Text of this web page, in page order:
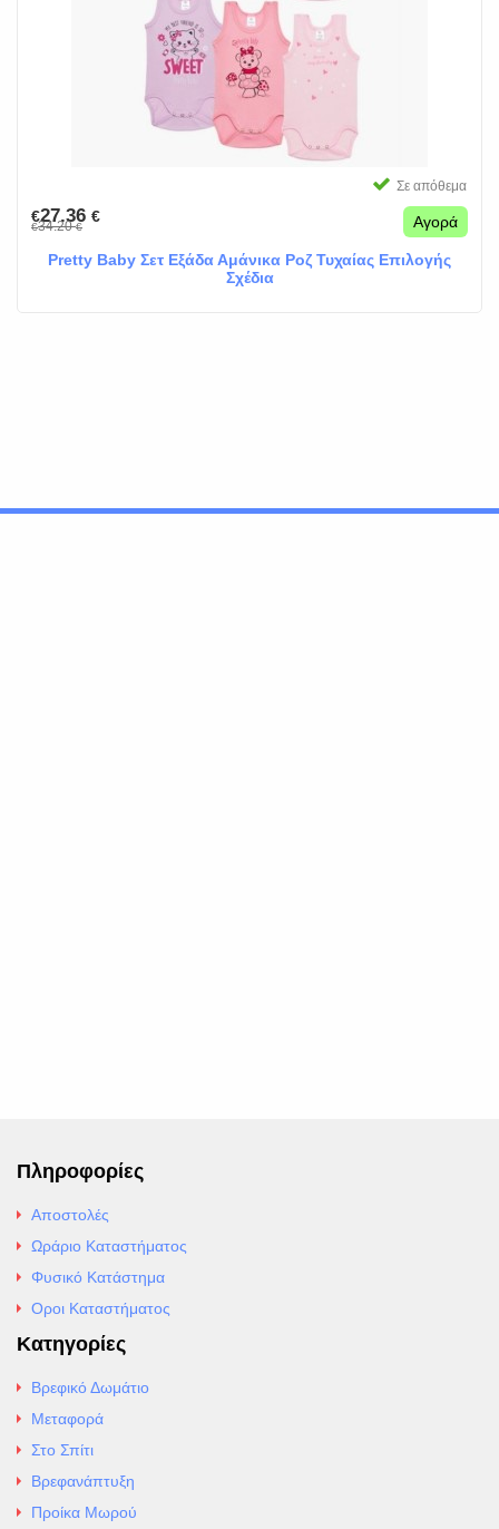
Σε απόθεμα
€27.36 €
€34.20€ Αγορά
Pretty Baby Σετ Εξάδα Αμάνικα Ροζ Τυχαίας Επιλογής
Σχέδια
Πληροφορίες
Αποστολές
Ωράριο Καταστήματος
Φυσικό Κατάστημα
Οροι Καταστήματος
Κατηγορίες
Βρεφικό Δωμάτιο
Μεταφορά
Στο Σπίτι
Βρεφανάπτυξη
Προίκα Μωρού